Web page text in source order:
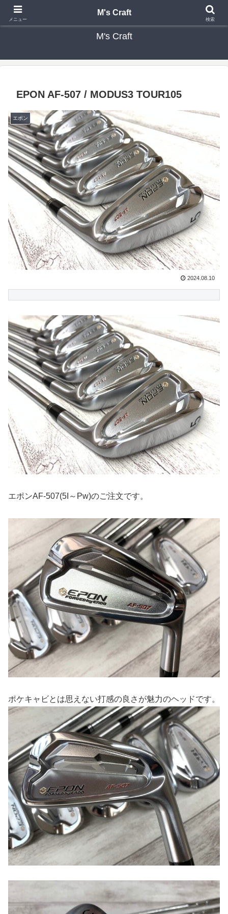
カスタムクラブ・リシャフト・修理 専門店 ゴルフ工房 エムズクラフト
M's Craft
EPON AF-507 / MODUS3 TOUR105
エポン
2024.08.10
エポンAF-507(5I～Pw)のご注文です。
ポケキャビとは思えない打感の良さが魅力のヘッドです。
メニュー
M's Craft
検索